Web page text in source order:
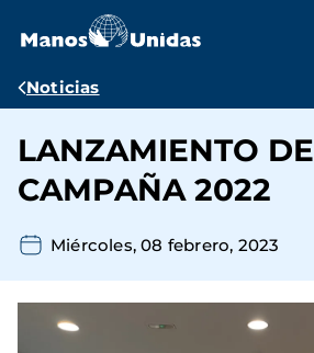
contenido
Ruta
navegación
Noticias
LANZAMIENTO DE
CAMPAÑA 2022
Miércoles, 08 febrero, 2023